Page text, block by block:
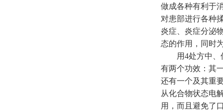
做成各种有利于
对患部进行各种
炎症、炎症分泌
态的作用，同时
用4处方中
有两个功效：其
还有一个及其重
从化合物状态电
用，而且避免了